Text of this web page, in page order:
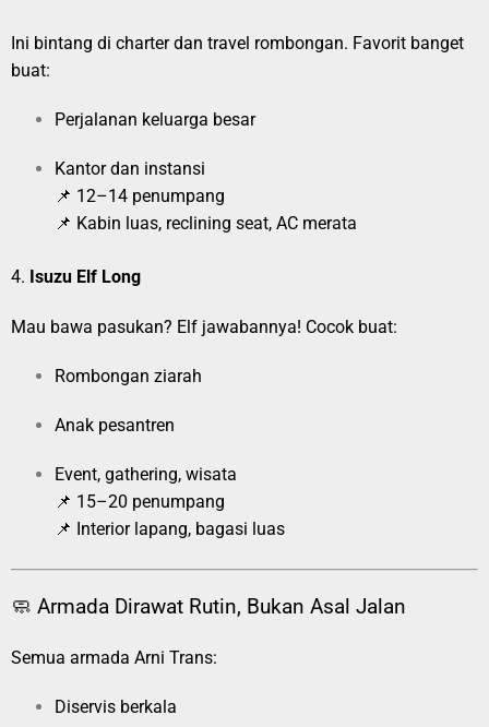
Ini bintang di charter dan travel rombongan. Favorit banget
buat:
Perjalanan keluarga besar
Kantor dan instansi
📌 12–14 penumpang
📌 Kabin luas, reclining seat, AC merata
4. Isuzu Elf Long
Mau bawa pasukan? Elf jawabannya! Cocok buat:
Rombongan ziarah
Anak pesantren
Event, gathering, wisata
📌 15–20 penumpang
📌 Interior lapang, bagasi luas
🧼 Armada Dirawat Rutin, Bukan Asal Jalan
Semua armada Arni Trans:
Diservis berkala